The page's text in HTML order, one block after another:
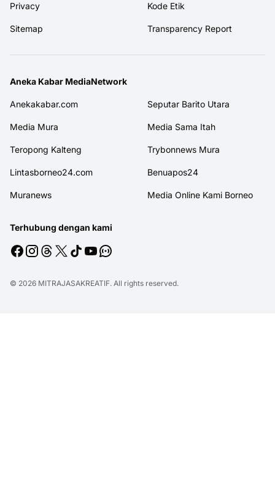
Privacy Kode Etik
Sitemap Transparency Report
Aneka Kabar MediaNetwork
Anekakabar.com Seputar Barito Utara
Media Mura Media Sama Itah
Teropong Kalteng Trybonnews Mura
Lintasborneo24.com Benuapos24
Muranews Media Online Kami Borneo
Terhubung dengan kami
© 2026 MITRAJASAKREATIF. All rights reserved.